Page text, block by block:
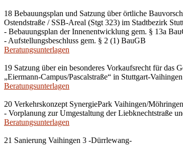
18 Bebauungsplan und Satzung über örtliche
Ostendstraße / SSB-Areal (Stgt 323) im Stadtbezirk
- Bebauungsplan der Innenentwicklung gem. § 13a
- Aufstellungsbeschluss gem. § 2 (1) BauGB
Beratungsunterlagen
19 Satzung über ein besonderes Vorkaufsrecht für das
„Eiermann-Campus/Pascalstraße“ in Stuttgart-Vaihingen
Beratungsunterlagen
20 Verkehrskonzept SynergiePark Vaihingen/Möhringen
- Vorplanung zur Umgestaltung der Liebknechtstraße
Beratungsunterlagen
21 Sanierung Vaihingen 3 -Dürrlewang-